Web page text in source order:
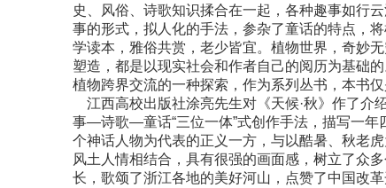
史、风俗、诗歌知识揉合在一起，各种趣事如行
事的形式，拟人化的手法，参杂了童话的特点，
学读本，雅俗共赏，老少皆宜。植物世界，奇妙
塑造，都是以现实社会和作者自己的阅历为基础
植物跨界交流的一种探索，作为系列丛书，本书
江西高校出版社涂亮先生对《天候·秋》作了介
事—诗歌—童话“三位一体”式创作手法，描写一年
个神话人物为代表的正义一方，与以酷暑、秋老
风土人情相结合，具有很强的画面感，树立了众
长，歌颂了浙江各地的美好河山，点赞了中国改